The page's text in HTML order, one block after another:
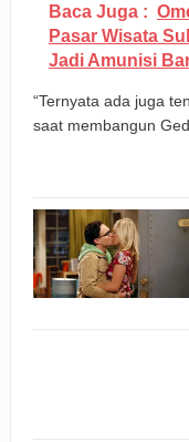
Baca Juga :
Pasar Wisata
Jadi Amunisi
“Ternyata ada juga
saat membangun